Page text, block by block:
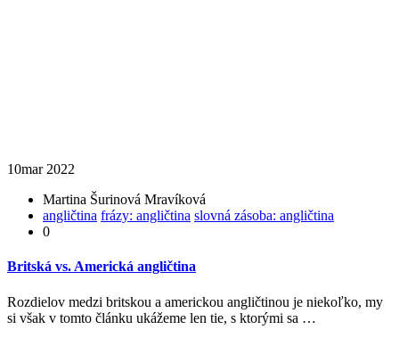
10mar 2022
Martina Šurinová Mravíková
angličtina frázy: angličtina slovná zásoba: angličtina
0
Britská vs. Americká angličtina
Rozdielov medzi britskou a americkou angličtinou je niekoľko, my
si však v tomto článku ukážeme len tie, s ktorými sa …